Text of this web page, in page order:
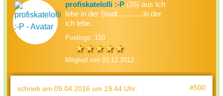
profiskatelolli :-P (26) aus Ich
lebe in der Stadt.............in der
ich lebe.
Postings: 150
Mitglied seit 03.12.2012
schrieb am 09.04.2016 um 19:44 Uhr: #500